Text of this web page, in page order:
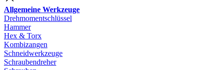
Allgemeine Werkzeuge
Drehmomentschlüssel
Hammer
Hex & Torx
Kombizangen
Schneidwerkzeuge
Schraubendreher